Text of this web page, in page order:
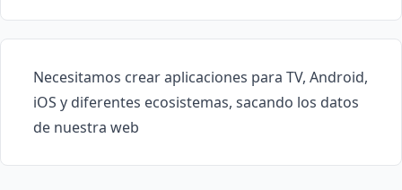
Necesitamos crear aplicaciones para TV, Android,
iOS y diferentes ecosistemas, sacando los datos
de nuestra web